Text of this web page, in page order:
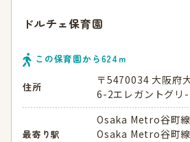
ドルチェ保育園
この保育園から624 ｍ
住所
〒5470034 大阪府
6-2エレガントグリ
最寄り駅
Osaka Metro谷町
Osaka Metro谷町